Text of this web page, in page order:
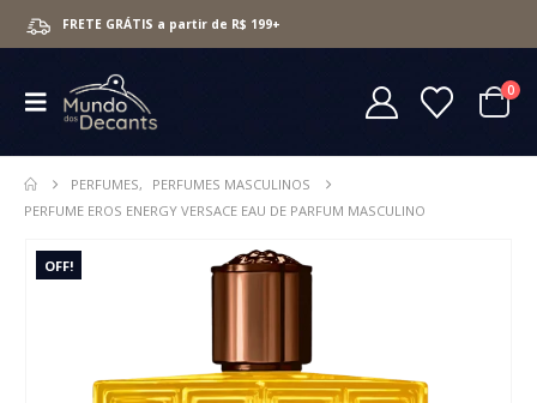
FRETE GRÁTIS a partir de R$ 199+
0
PERFUMES,
PERFUMES MASCULINOS
PERFUME EROS ENERGY VERSACE EAU DE PARFUM MASCULINO
OFF!